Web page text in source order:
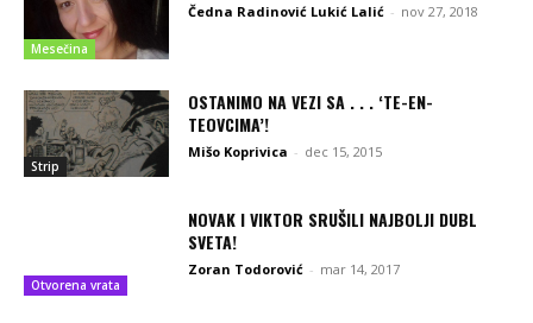
Mesečina
Čedna Radinović Lukić Lalić - nov 27, 2018
Strip
OSTANIMO NA VEZI SA . . . ‘TE-EN-
TEOVCIMA’!
Mišo Koprivica - dec 15, 2015
Otvorena vrata
NOVAK I VIKTOR SRUŠILI NAJBOLJI DUBL
SVETA!
Zoran Todorović - mar 14, 2017